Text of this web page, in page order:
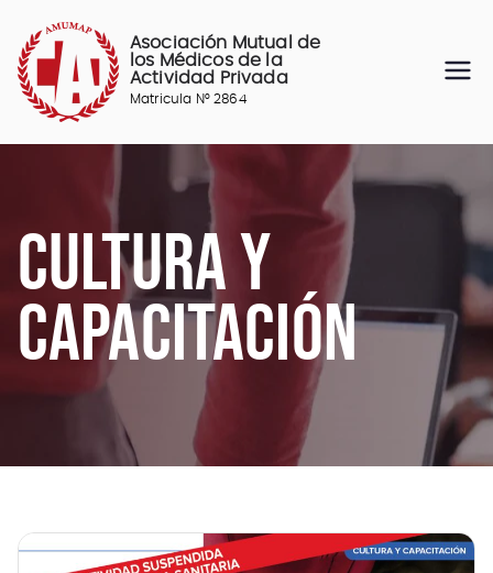
contenido
Asociación Mutual de
los Médicos de la
Actividad Privada
Matricula N° 2864
CULTURA Y
CAPACITACIÓN